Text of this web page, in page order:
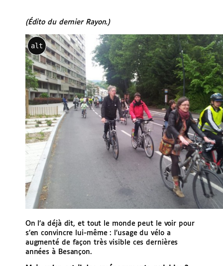
(Édito du dernier Rayon.)
alt
On l’a déjà dit, et tout le monde peut le voir pour
s’en convincre lui-même : l’usage du vélo a
augmenté de façon très visible ces dernières
années à Besançon.